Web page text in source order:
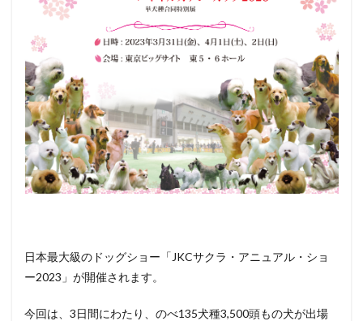
と行
その
他の
イベ
ント
情報
日本最大級のドッグショー「JKCサクラ・アニュアル・ショ
ー2023」が開催されます。
今回は、3日間にわたり、のべ135犬種3,500頭もの犬が出場